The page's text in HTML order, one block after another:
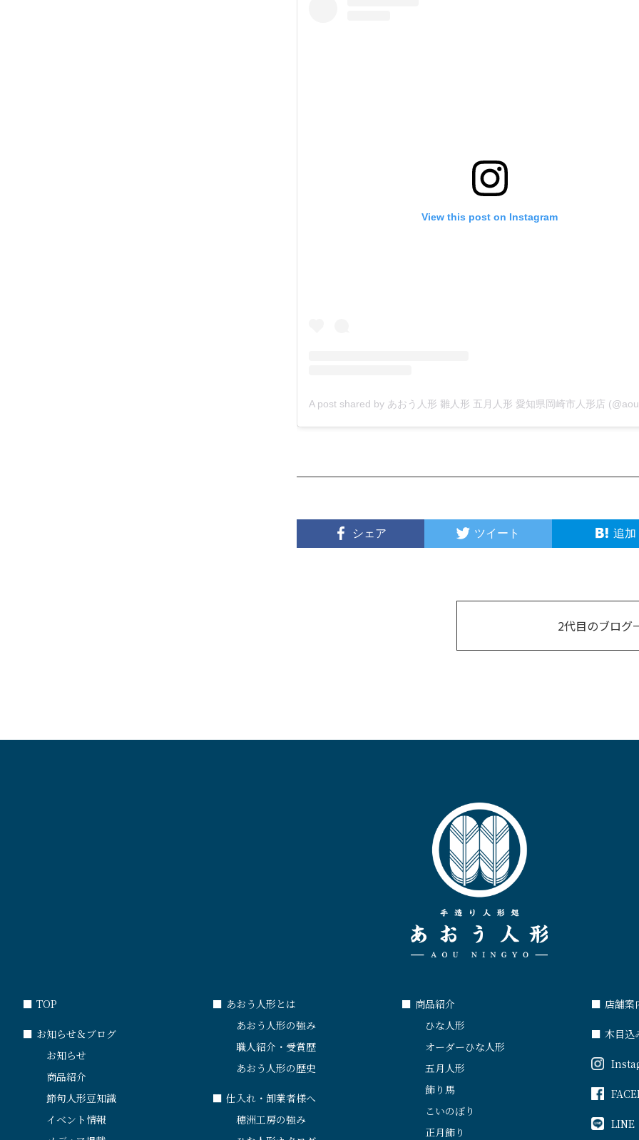
View this post on Instagram
シェア ツイート 追加
2代目のブログ
■ TOP
■ お知らせ＆ブログ
お知らせ
商品紹介
節句人形豆知識
イベント情報
■ あおう人形とは
あおう人形の強み
職人紹介・受賞歴
あおう人形の歴史
■ 仕入れ・卸業者様へ
穂洲工房の強み
■ 商品紹介
ひな人形
オーダーひな人形
五月人形
飾り馬
こいのぼり
正月飾り
■ 店舗案
■ 木目込
LINE